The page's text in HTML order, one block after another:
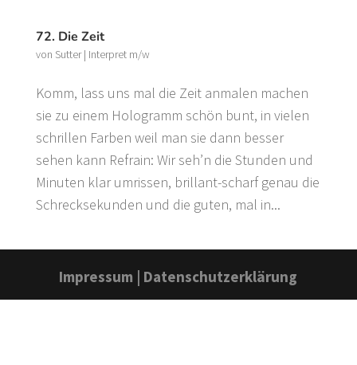
72. Die Zeit
von Sutter| Interpret m/w
Komm, lass uns mal die Zeit anmalen machen
sie zu einem Hologramm schön bunt, in vielen
schrillen Farben weil man sie dann besser
sehen kann Refrain: Wir seh’n die Stunden und
Minuten klar umrissen, brillant-scharf genau die
Schrecksekunden und die guten, mal in...
Impressum | Datenschutzerklärung